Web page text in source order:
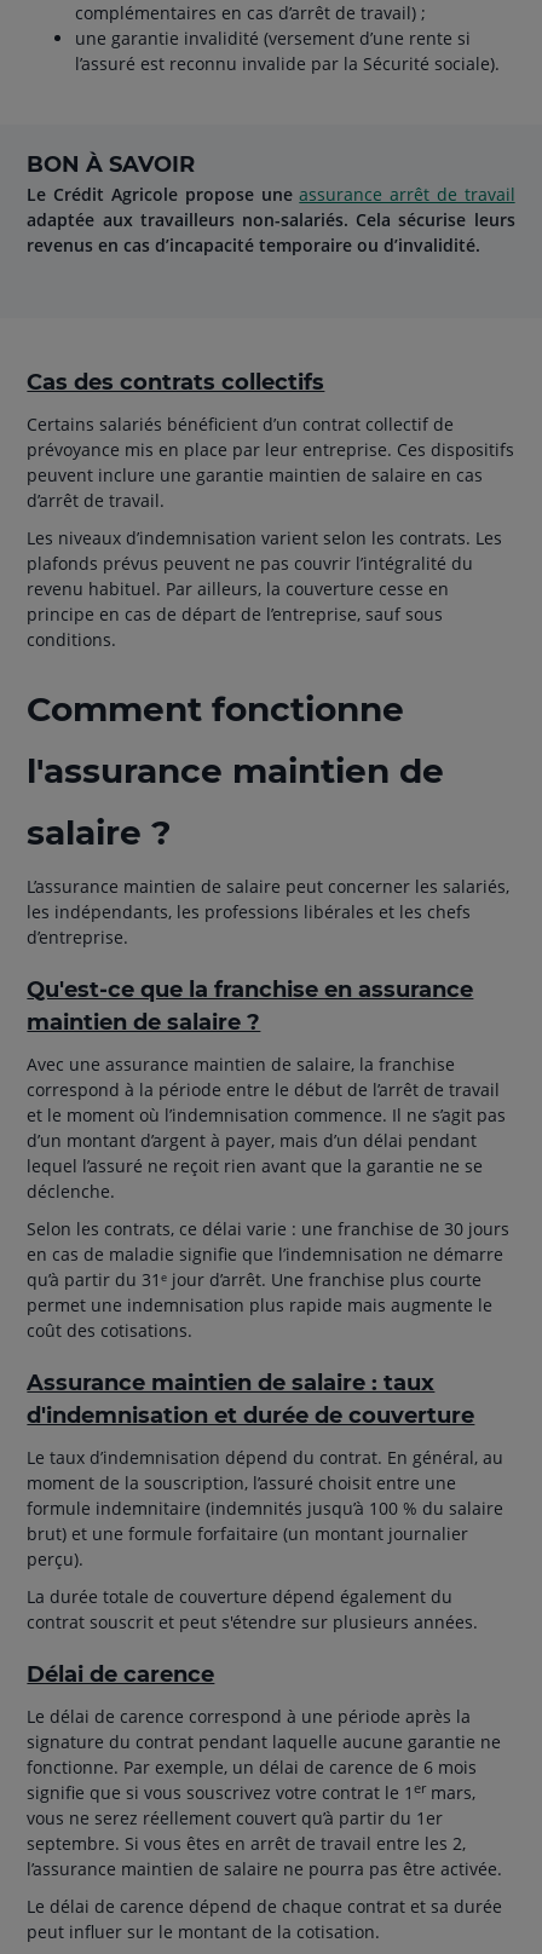
complémentaires en cas d’arrêt de travail) ;
une garantie invalidité (versement d’une rente si
l’assuré est reconnu invalide par la Sécurité sociale).
BON À SAVOIR
Le Crédit Agricole propose uneassurance arrêt de travail
adaptée aux travailleurs non-salariés. Cela sécurise leurs
revenus en cas d’incapacité temporaire ou d’invalidité.
Cas des contrats collectifs
Certains salariés bénéficient d’un contrat collectif de
prévoyance mis en place par leur entreprise. Ces dispositifs
peuvent inclure une garantie maintien de salaire en cas
d’arrêt de travail.
Les niveaux d’indemnisation varient selon les contrats. Les
plafonds prévus peuvent ne pas couvrir l’intégralité du
revenu habituel. Par ailleurs, la couverture cesse en
principe en cas de départ de l’entreprise, sauf sous
conditions.
Comment fonctionne
l'assurance maintien de
salaire ?
L’assurance maintien de salaire peut concerner les salariés,
les indépendants, les professions libérales et les chefs
d’entreprise.
Qu'est-ce que la franchise en assurance
maintien de salaire ?
Avec une assurance maintien de salaire, la franchise
correspond à la période entre le début de l’arrêt de travail
et le moment où l’indemnisation commence. Il ne s’agit pas
d’un montant d’argent à payer, mais d’un délai pendant
lequel l’assuré ne reçoit rien avant que la garantie ne se
déclenche.
Selon les contrats, ce délai varie : une franchise de 30 jours
en cas de maladie signifie que l’indemnisation ne démarre
qu’à partir du 31ᵉ jour d’arrêt. Une franchise plus courte
permet une indemnisation plus rapide mais augmente le
coût des cotisations.
Assurance maintien de salaire : taux
d'indemnisation et durée de couverture
Le taux d’indemnisation dépend du contrat. En général, au
moment de la souscription, l’assuré choisit entre une
formule indemnitaire (indemnités jusqu’à 100 % du salaire
brut) et une formule forfaitaire (un montant journalier
perçu).
La durée totale de couverture dépend également du
contrat souscrit et peut s'étendre sur plusieurs années.
Délai de carence
Le délai de carence correspond à une période après la
signature du contrat pendant laquelle aucune garantie ne
fonctionne. Par exemple, un délai de carence de 6 mois
signifie que si vous souscrivez votre contrat le 1ermars,
vous ne serez réellement couvert qu’à partir du 1er
septembre. Si vous êtes en arrêt de travail entre les 2,
l’assurance maintien de salaire ne pourra pas être activée.
Le délai de carence dépend de chaque contrat et sa durée
peut influer sur le montant de la cotisation.